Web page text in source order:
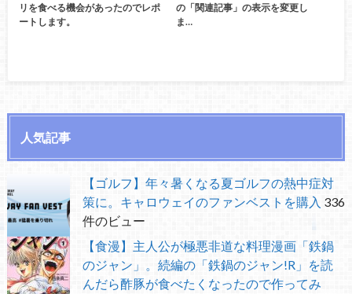
リを食べる機会があったのでレポ
ートします。
の「関連記事」の表示を変更し
ま…
人気記事
【ゴルフ】年々暑くなる夏ゴルフの熱中症対
策に。キャロウェイのファンベストを購入 336
件のビュー
【食漫】主人公が極悪非道な料理漫画「鉄鍋
のジャン」。続編の「鉄鍋のジャン!R」を読
んだら酢豚が食べたくなったので作ってみ